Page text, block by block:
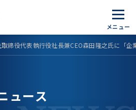
締役代表執行役社長兼CEO森田隆之氏に「
ュース